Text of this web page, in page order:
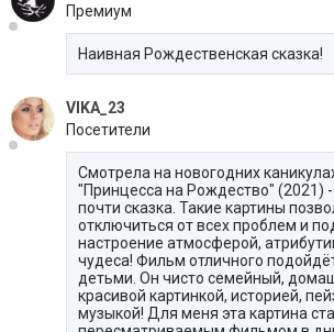
Премиум
Наивная Рождественская сказка!
VIKA_23
Посетители
Смотрела на новогодних
"Принцесса на Рождество" (2021)
почти сказка. Такие картины
отключиться от всех проблем и
настроение атмосферой,
чудеса! Фильм отличного
детьми. Он чисто семейный,
красивой картинкой, историей,
музыкой! Для меня эта картина